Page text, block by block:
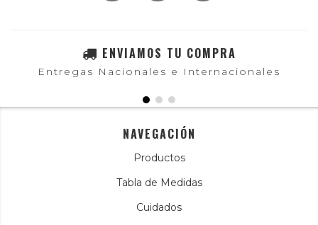
ENVIAMOS TU COMPRA
Entregas Nacionales e Internacionales
NAVEGACIÓN
Productos
Tabla de Medidas
Cuidados